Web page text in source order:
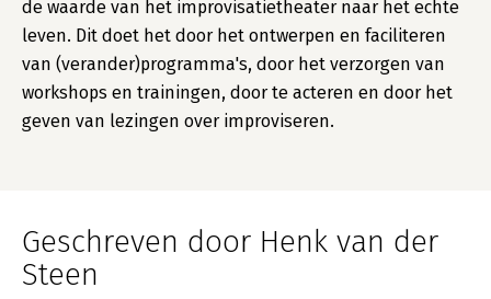
de waarde van het improvisatietheater naar het echte
leven. Dit doet het door het ontwerpen en faciliteren
van (verander)programma's, door het verzorgen van
workshops en trainingen, door te acteren en door het
geven van lezingen over improviseren.
Geschreven door Henk van der
Steen